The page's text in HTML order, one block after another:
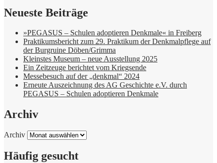
Neueste Beiträge
»PEGASUS – Schulen adoptieren Denkmale« in Freiberg
Praktikumsbericht zum 29. Praktikum der Denkmalpflege auf
der Burgruine Döben/Grimma
Kleinstes Museum – neue Ausstellung 2025
Ein Zeitzeuge berichtet vom Kriegsende
Messebesuch auf der „denkmal“ 2024
Erneute Auszeichnung des AG Geschichte e.V. durch
PEGASUS – Schulen adoptieren Denkmale
Archiv
Archiv
Häufig gesucht